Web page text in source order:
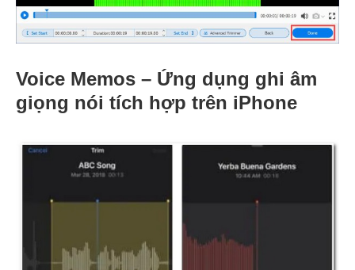
Voice Memos – Ứng dụng ghi âm
giọng nói tích hợp trên iPhone